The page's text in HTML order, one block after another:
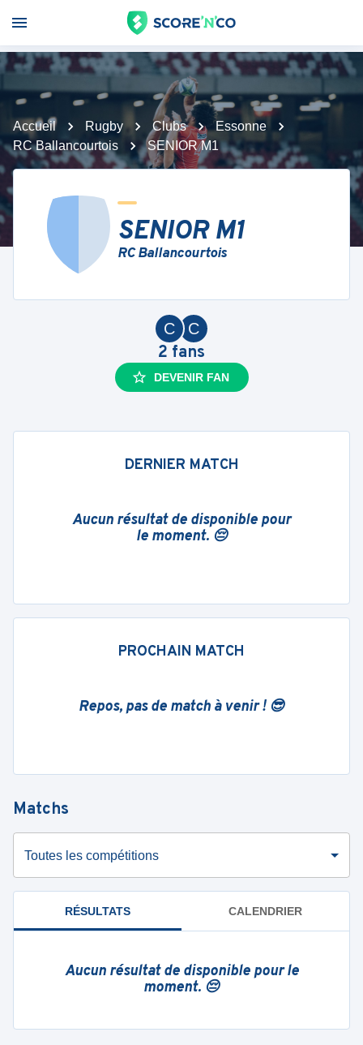
Accueil Rugby Clubs
Essonne
RC Ballancourtois
SENIOR M1
SENIOR M1
RC Ballancourtois
C
C
2 fans
DEVENIR FAN
DERNIER MATCH
Aucun résultat de disponible pour
le moment. 😔
PROCHAIN MATCH
Repos, pas de match à venir ! 😎
Matchs
Toutes les compétitions
RÉSULTATS CALENDRIER
Aucun résultat de disponible pour le
moment. 😔